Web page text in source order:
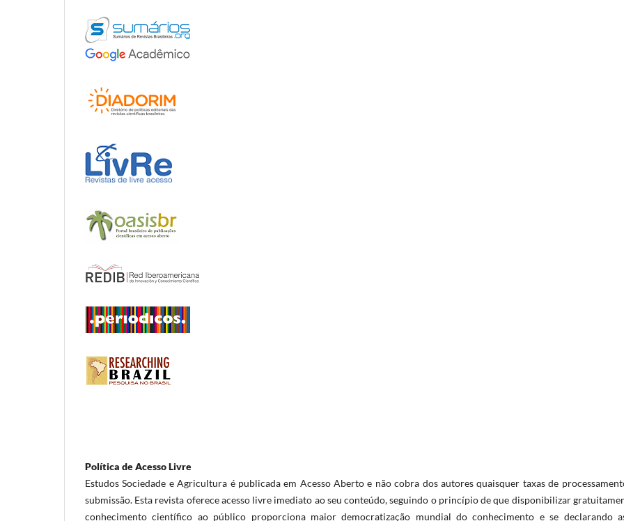
Política de Acesso Livre
Estudos Sociedade e Agricultura é publicada em Acesso Aberto e não cobra dos autores quaisquer taxas de
submissão. Esta revista oferece acesso livre imediato ao seu conteúdo, seguindo o princípio de que disponibilizar
conhecimento científico ao público proporciona maior democratização mundial do conhecimento e se declarando